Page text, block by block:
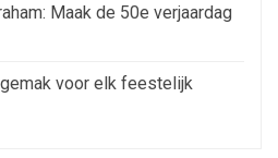
Maak de 50e verjaardag
voor elk feestelijk